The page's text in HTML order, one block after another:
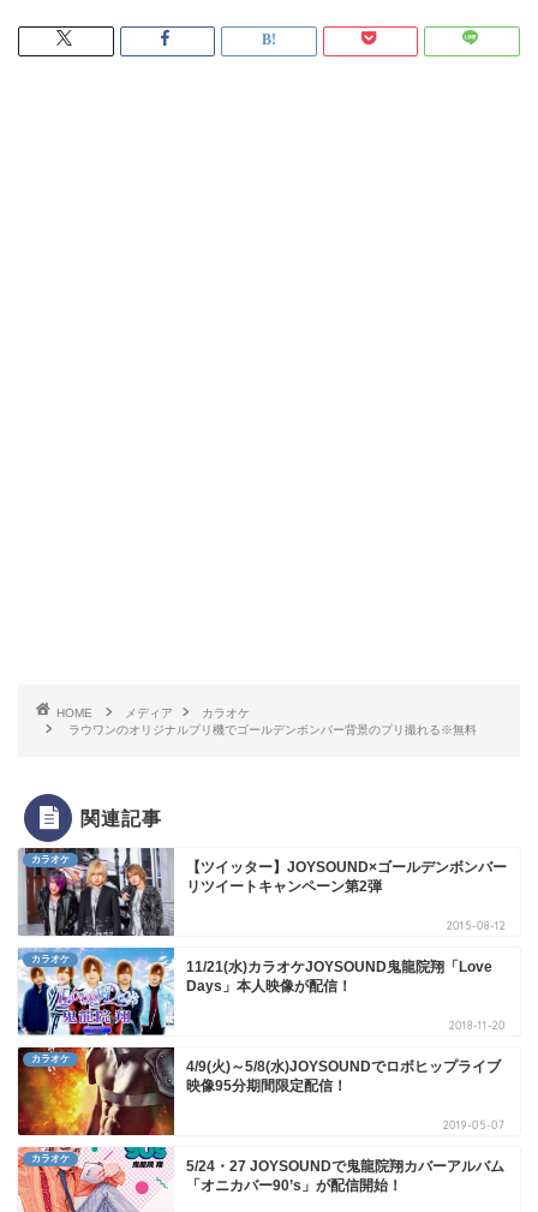
HOME メディア
カラオケ
ラウワンのオリジナルプリ機でゴールデンボンバー背景のプリ撮れる※無料
関連記事
カラオケ
【ツイッター】JOYSOUND×ゴールデンボンバー
リツイートキャンペーン第2弾
2015-08-12
カラオケ
11/21(水)カラオケJOYSOUND鬼龍院翔「Love
Days」本人映像が配信！
2018-11-20
カラオケ
4/9(火)～5/8(水)JOYSOUNDでロボヒップライブ
映像95分期間限定配信！
2019-05-07
カラオケ
5/24・27 JOYSOUNDで鬼龍院翔カバーアルバム
「オニカバー90’s」が配信開始！